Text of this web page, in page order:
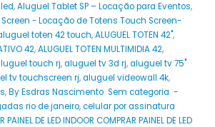
,Aluguel Tablet SP – Locação para Eventos,
- Locação de Totens Touch Screen-
toten 42 touch,ALUGUEL TOTEN 42",
42,ALUGUEL TOTEN MULTIMIDIA 42,
touch rj,aluguel tv 3d rj,aluguel tv 75"
tv touchscreen rj,aluguel videowall 4k,
,By Esdras Nascimento Sem categoria -
rio de janeiro,celular por assinatura
PAINEL DE LED INDOOR COMPRAR PAINEL DE LED